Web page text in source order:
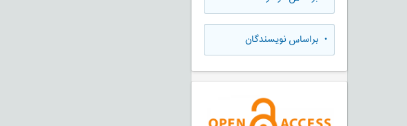
• براساس نویسندگان